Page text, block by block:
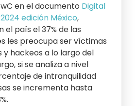
en el documento Digital
edición México,
el país el 37% de las
les preocupa ser víctimas
y hackeos a lo largo del
si se analiza a nivel
de intranquilidad
se incrementa hasta